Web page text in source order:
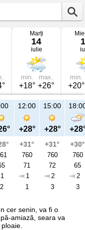
Marți
14
iulie
min.
+18°
max.
+26°
min.
+20°
1
2
12:00
+28°
+31°
760
71
1
1
15:00
+28°
+31°
760
72
2
3
+30°
760
65
2
3
cer senin, va fi o
amiază, seara va